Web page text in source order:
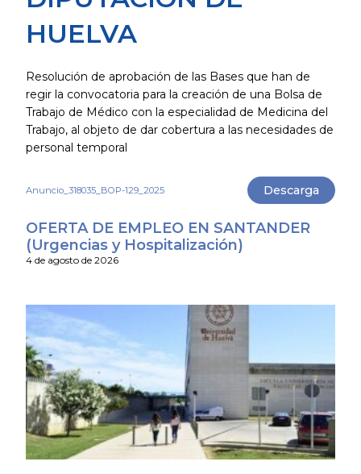
HUELVA
Resolución de aprobación de las Bases que han de
regir la convocatoria para la creación de una Bolsa de
Trabajo de Médico con la especialidad de Medicina del
Trabajo, al objeto de dar cobertura a las necesidades de
personal temporal
Anuncio_318035_BOP-129_2025 Descarga
OFERTA DE EMPLEO EN SANTANDER
(Urgencias y Hospitalización)
4 de agosto de 2026